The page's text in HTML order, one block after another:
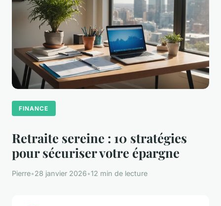
FINANCE
Retraite sereine : 10 stratégies
pour sécuriser votre épargne
Pierre•28 janvier 2026•12 min de lecture